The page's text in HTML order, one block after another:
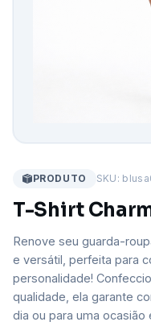
PRODUTO SKU:
T-Shirt
Renove seu guarda-
e versátil, perfeita para
personalidade!
qualidade, ela garante
dia ou para uma